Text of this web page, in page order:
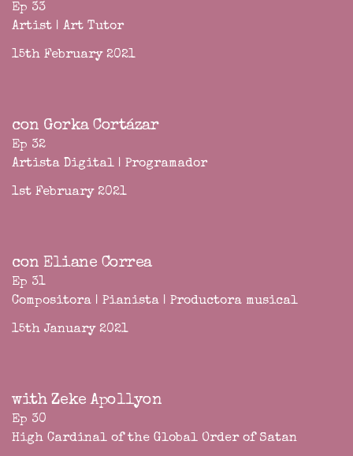
Ep 33
Artist | Art Tutor
15th February 2021
con Gorka Cortázar
Ep 32
Artista Digital | Programador
1st February 2021
con Eliane Correa
Ep 31
Compositora | Pianista | Productora musical
15th January 2021
with Zeke Apollyon
Ep 30
High Cardinal of the Global Order of Satan